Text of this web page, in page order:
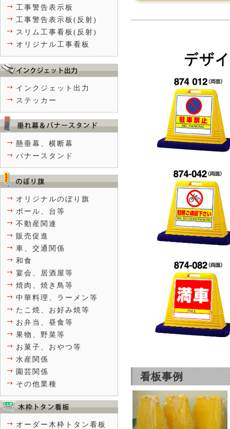
看板事例
工事警告表示板
工事警告表示板(反射)
スリム工事看板(反射)
オリジナル工事看板
インクジェット出力
ステッカー
懸垂幕、横断幕
バナースタンド
オリジナルのぼり旗
ポール、台等
不動産関連
販売促進
車、交通関係
和食
宴会、居酒屋等
焼肉、焼き鳥等
中華料理、ラーメン等
たこ焼、お好み焼等
お弁当、昼食等
果物、野菜等
お菓子、おやつ等
水産関係
園芸関係
その他業種
オーダー木枠トタン看板